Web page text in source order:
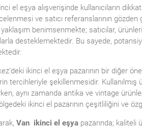
el eşya alışverişinde kullanıcıların
ve satıcı referanslarının
benimsenmekte; satıcılar,
desteklemektedir. Bu sayede,
ikinci el eşya pazarının bir diğer
tercihleriyle şekillenmesidir.
aynı zamanda antika ve vintage
ikinci el pazarının çeşitliliğini ve
Van ikinci el eşya pazarında; kaliteli